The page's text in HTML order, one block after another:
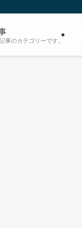
事のカテゴリーです。